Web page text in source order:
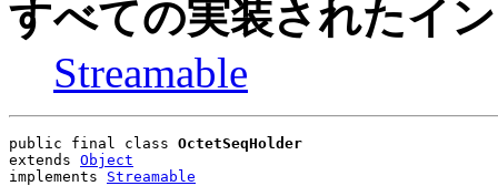
すべての実装されたイ
Streamable
public final class OctetSeqHolder
extends Object
implements Streamable